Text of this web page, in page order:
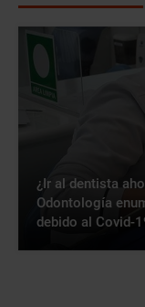
¿Ir al dentista
Odontología
debido al Covid-